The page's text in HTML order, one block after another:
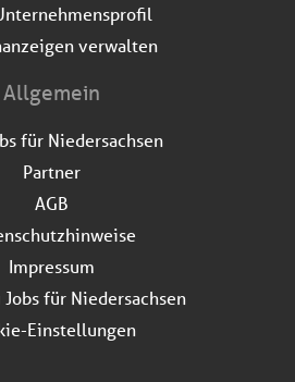
verwalten
Allgemein
für Niedersachsen
Partner
AGB
Impressum
für Niedersachsen
Einstellungen